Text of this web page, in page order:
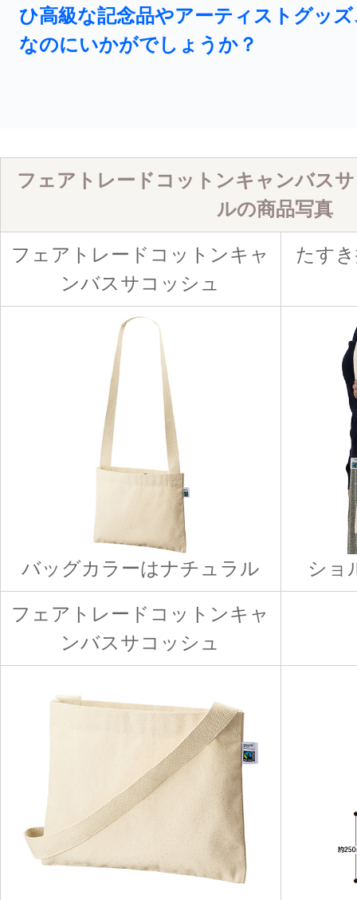
ひ高級な記念品やアーティストグッ
なのにいかがでしょうか？
フェアトレードコットンキャンバス
ルの商品写真
フェアトレードコットンキャ
ンバスサコッシュ
たす
バッグカラーはナチュラル ショ
フェアトレードコットンキャ
ンバスサコッシュ